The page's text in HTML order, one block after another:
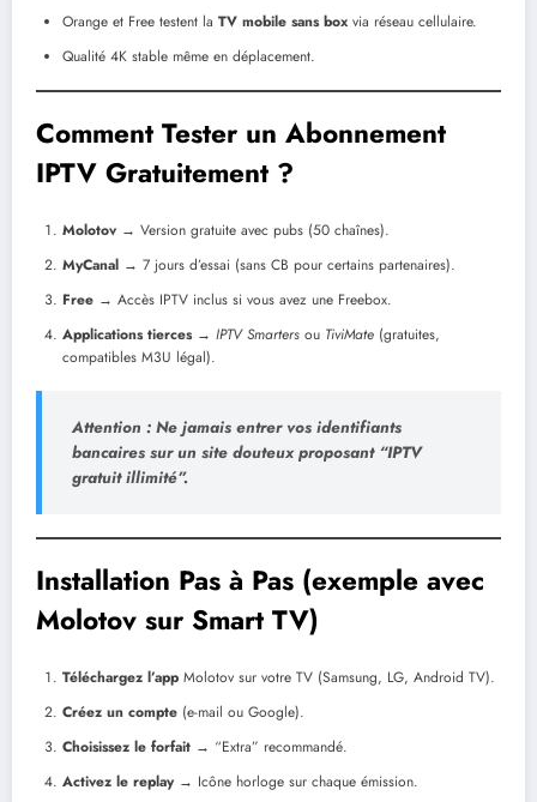
Orange et Free testent la TV mobile sans box via réseau cellulaire.
Qualité 4K stable même en déplacement.
Comment Tester un Abonnement
IPTV Gratuitement ?
Molotov → Version gratuite avec pubs (50 chaînes).
MyCanal → 7 jours d’essai (sans CB pour certains partenaires).
Free → Accès IPTV inclus si vous avez une Freebox.
Applications tierces→ IPTV Smarters ou TiviMate (gratuites,
compatibles M3U légal).
Attention : Ne jamais entrer vos identifiants
bancaires sur un site douteux proposant “IPTV
gratuit illimité”.
Installation Pas à Pas (exemple avec
Molotov sur Smart TV)
Téléchargez l’app Molotov sur votre TV (Samsung, LG, Android TV).
Créez un compte (e-mail ou Google).
Choisissez le forfait → “Extra” recommandé.
Activez le replay→ Icône horloge sur chaque émission.